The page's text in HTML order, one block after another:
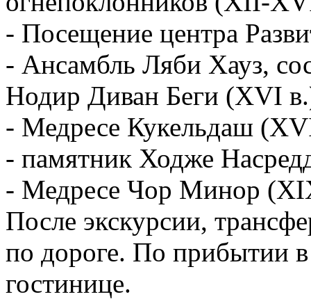
- Посещение центра
- Ансамбль Ляби Хауз,
Нодир Диван Беги (XVI
- Медресе Кукельдаш
- памятник Ходже
- Медресе Чор Минор
После экскурсии,
по дороге. По прибытии
гостинице.